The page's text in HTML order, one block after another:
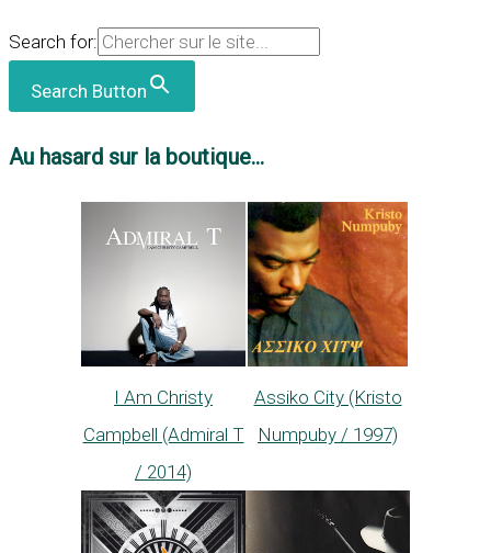
Search for:
Search Button
Au hasard sur la boutique...
I Am Christy
Campbell (Admiral T
/ 2014)
Assiko City (Kristo
Numpuby / 1997)